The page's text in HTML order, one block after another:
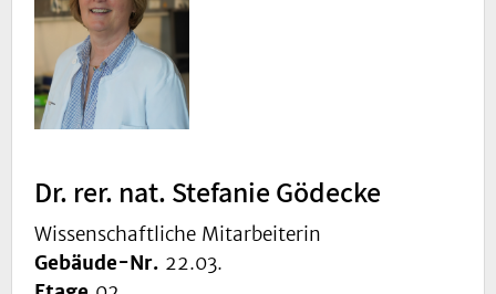
Dr. rer. nat. Stefanie Gödecke
Wissenschaftliche Mitarbeiterin
Gebäude-Nr. 22.03.